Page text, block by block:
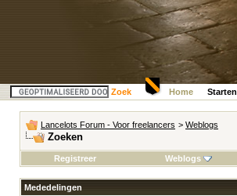
Zoek Home Starten
Lancelots Forum - Voor freelancers > Weblogs
Zoeken
Registreer Weblogs
Mededelingen